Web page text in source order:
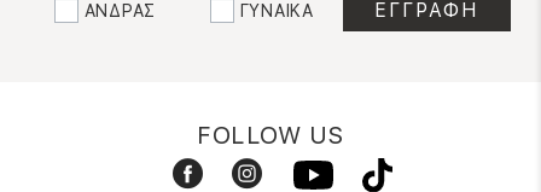
ΑΝΔΡΑΣ ΓΥΝΑΙΚΑ
FOLLOW US